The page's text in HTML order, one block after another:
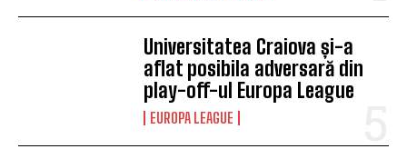
Universitatea Craiova și-a
aflat posibila adversară din
play-off-ul Europa League
EUROPA LEAGUE